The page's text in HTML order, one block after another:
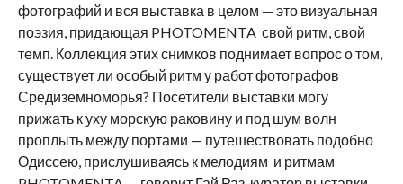
фотографий и вся выставка в целом — это визуальная
поэзия, придающая PHOTOMENTA свой ритм, свой
темп. Коллекция этих снимков поднимает вопрос о том,
существует ли особый ритм у работ фотографов
Средиземноморья? Посетители выставки могу
прижать к уху морскую раковину и под шум волн
проплыть между портами — путешествовать подобно
Одиссею, прислушиваясь к мелодиям и ритмам